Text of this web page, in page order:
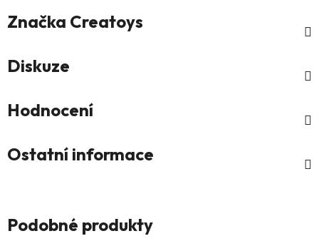
Značka Creatoys
Diskuze
Hodnocení
Ostatní informace
Podobné produkty